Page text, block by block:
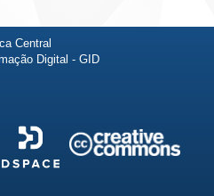
Central
Digital - GID